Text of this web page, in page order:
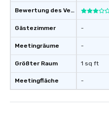
Bewertung des Veranstaltungsortes
Gästezimmer
Meetingräume
Größter Raum
Meetingfläche
-
-
1 sq ft
-